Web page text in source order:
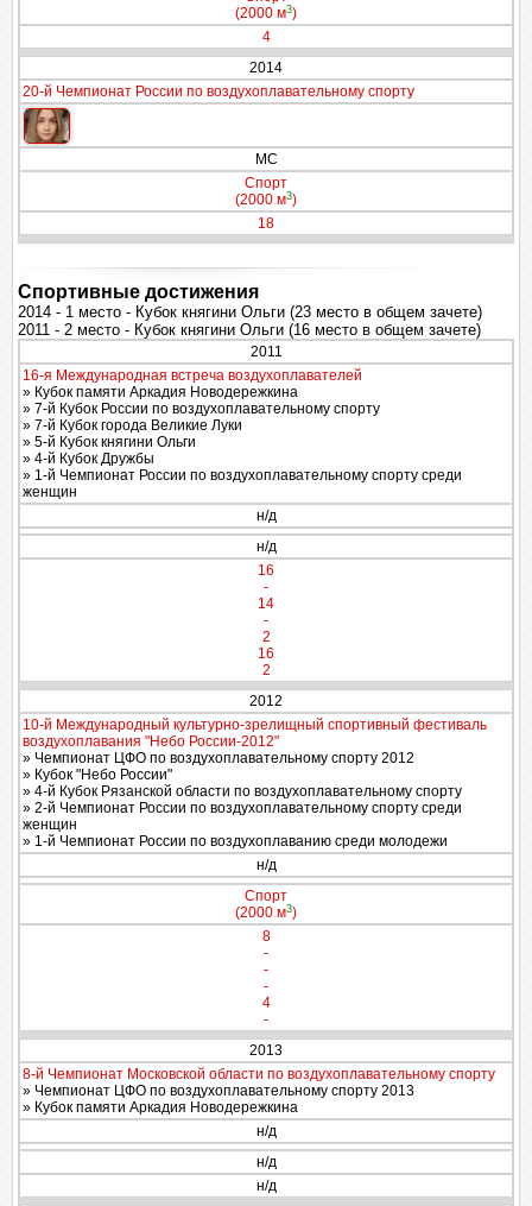
(2000 м3)
4
2014
20-й Чемпионат России по воздухоплавательному спорту
МС
Спорт
(2000 м3)
18
Спортивные достижения
2014 - 1 место - Кубок княгини Ольги (23 место в общем зачете)
2011 - 2 место - Кубок княгини Ольги (16 место в общем зачете)
2011
16-я Международная встреча воздухоплавателей
» Кубок памяти Аркадия Новодережкина
» 7-й Кубок России по воздухоплавательному спорту
» 7-й Кубок города Великие Луки
» 5-й Кубок княгини Ольги
» 4-й Кубок Дружбы
» 1-й Чемпионат России по воздухоплавательному спорту среди
женщин
н/д
н/д
16
-
14
-
2
16
2
2012
10-й Международный культурно-зрелищный спортивный фестиваль
воздухоплавания "Небо России-2012"
» Чемпионат ЦФО по воздухоплавательному спорту 2012
» Кубок "Небо России"
» 4-й Кубок Рязанской области по воздухоплавательному спорту
» 2-й Чемпионат России по воздухоплавательному спорту среди
женщин
» 1-й Чемпионат России по воздухоплаванию среди молодежи
н/д
Спорт
(2000 м3)
8
-
-
-
4
-
2013
8-й Чемпионат Московской области по воздухоплавательному спорту
» Чемпионат ЦФО по воздухоплавательному спорту 2013
» Кубок памяти Аркадия Новодережкина
н/д
н/д
н/д